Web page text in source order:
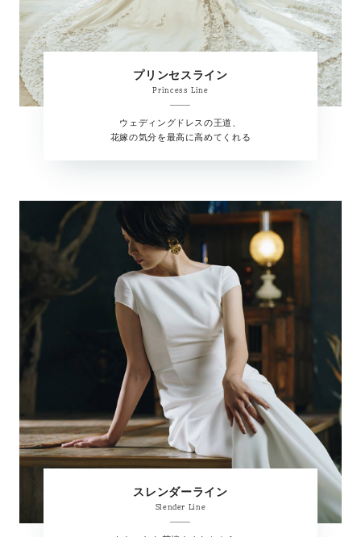
プリンセスライン
Princess Line
ウェディングドレスの王道、
花嫁の気分を最高に高めてくれる
スレンダーライン
Slender Line